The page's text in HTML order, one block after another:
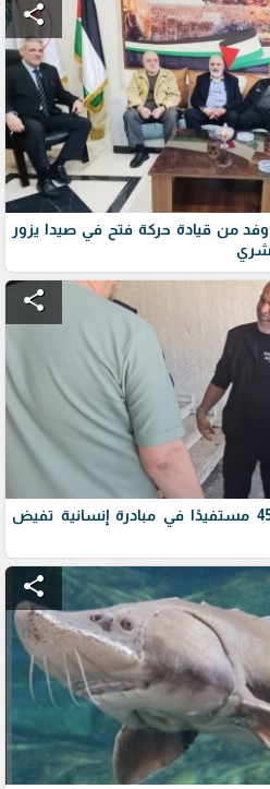
share
من قيادة حركة فتح في صيدا يزور
share
جمعية المواساة في صيدا… 450 مستفيدًا في مبادرة إنسانية تفيض
share